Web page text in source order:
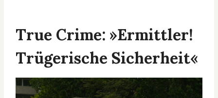
True Crime: »Ermittler!
Trügerische Sicherheit«